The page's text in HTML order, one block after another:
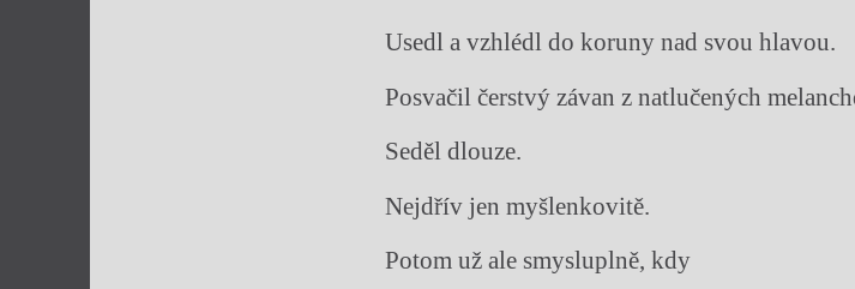
Usedl a vzhlédl do koruny nad svou hlavou.
Posvačil čerstvý závan z natlučených
Seděl dlouze.
Nejdřív jen myšlenkovitě.
Potom už ale smysluplně, kdy